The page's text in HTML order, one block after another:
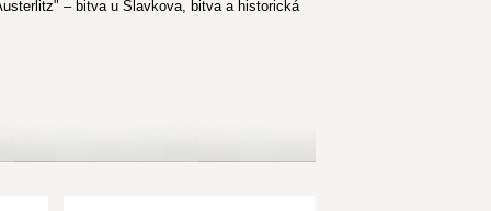
– bitva u Slavkova, bitva a historická